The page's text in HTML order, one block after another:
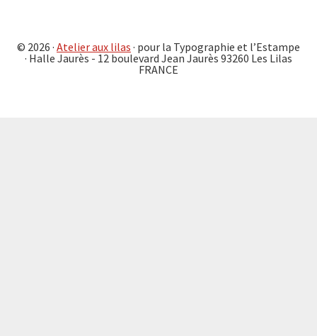
© 2026 · Atelier aux lilas · pour la Typographie et l’Estampe
· Halle Jaurès - 12 boulevard Jean Jaurès 93260 Les Lilas
FRANCE